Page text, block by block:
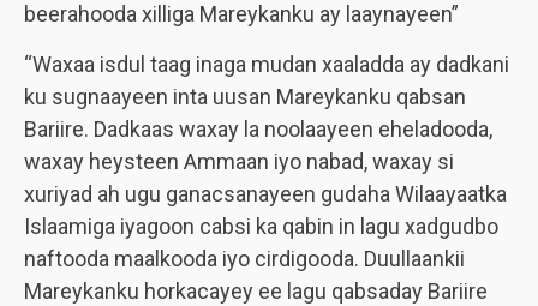
beerahooda xilliga Mareykanku ay laaynayeen”
“Waxaa isdul taag inaga mudan xaaladda ay dadkani
ku sugnaayeen inta uusan Mareykanku qabsan
Bariire. Dadkaas waxay la noolaayeen eheladooda,
waxay heysteen Ammaan iyo nabad, waxay si
xuriyad ah ugu ganacsanayeen gudaha Wilaayaatka
Islaamiga iyagoon cabsi ka qabin in lagu xadgudbo
naftooda maalkooda iyo cirdigooda. Duullaankii
Mareykanku horkacayey ee lagu qabsaday Bariire